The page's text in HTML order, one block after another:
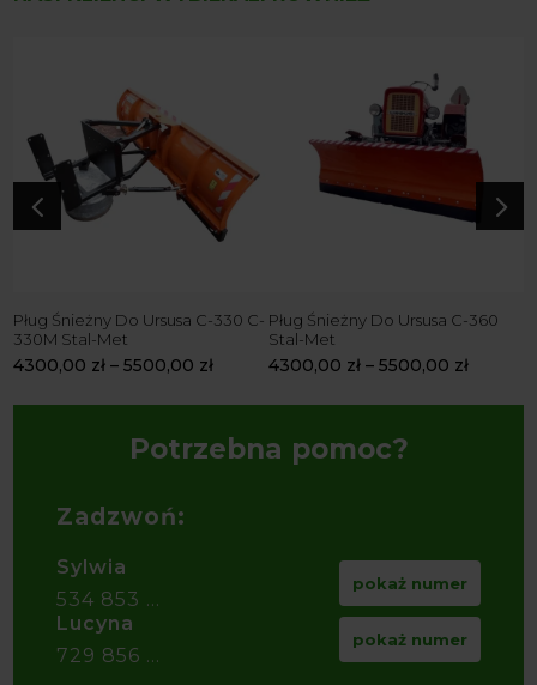
4
Pług Śnieżny Do Ursusa C-330 C-
330M Stal-Met
4300,00 zł –5500,00 zł
Pług Śnieżny Do Ursusa C-360
Stal-Met
4300,00 zł –5500,00 zł
5
Potrzebna pomoc?
Zadzwoń:
Sylwia
534 853 ...
pokaż numer
Lucyna
729 856 ...
pokaż numer